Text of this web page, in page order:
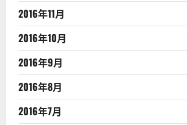
2016年11月
2016年10月
2016年9月
2016年8月
2016年7月